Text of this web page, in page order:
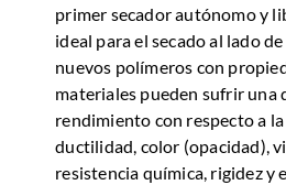
primer secador autónomo y
ideal para el secado al lado
nuevos polímeros con
materiales pueden sufrir una
rendimiento con respecto a
ductilidad, color (opacidad),
resistencia química, rigidez y